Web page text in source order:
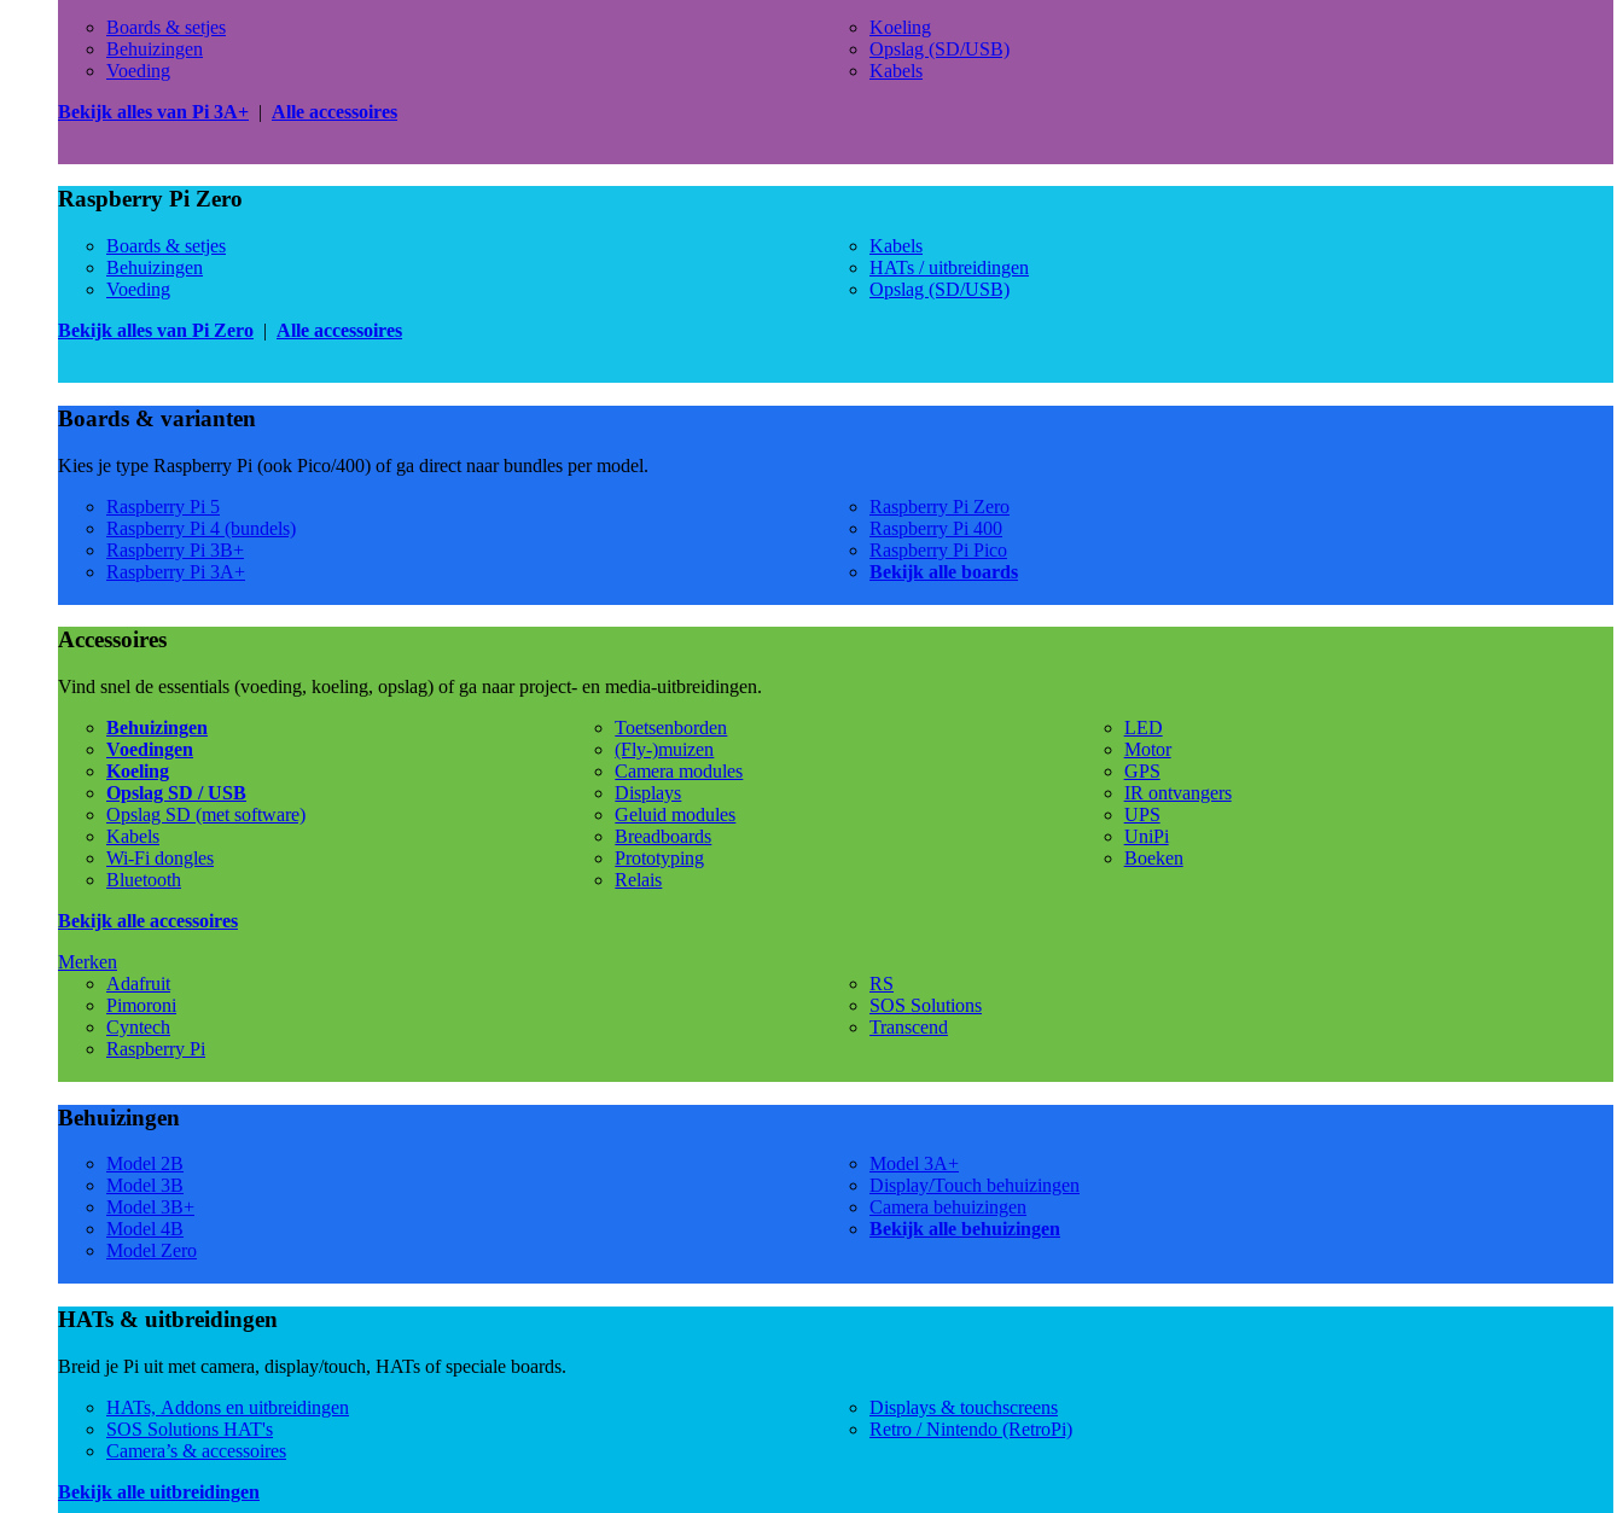
Boards & setjes
Behuizingen
Voeding
Koeling
Opslag (SD/USB)
Kabels
Bekijk alles van Pi 3A+ | Alle accessoires
Raspberry Pi Zero
Boards & setjes
Behuizingen
Voeding
Kabels
HATs / uitbreidingen
Opslag (SD/USB)
Bekijk alles van Pi Zero | Alle accessoires
Boards & varianten
Kies je type Raspberry Pi (ook Pico/400) of ga direct naar bundles per model.
Raspberry Pi 5
Raspberry Pi 4 (bundels)
Raspberry Pi 3B+
Raspberry Pi 3A+
Raspberry Pi Zero
Raspberry Pi 400
Raspberry Pi Pico
Bekijk alle boards
Accessoires
Vind snel de essentials (voeding, koeling, opslag) of ga naar project- en media-uitbreidingen.
Behuizingen
Voedingen
Koeling
Opslag SD / USB
Opslag SD (met software)
Kabels
Wi-Fi dongles
Bluetooth
Toetsenborden
(Fly-)muizen
Camera modules
Displays
Geluid modules
Breadboards
Prototyping
Relais
LED
Motor
GPS
IR ontvangers
UPS
UniPi
Boeken
Bekijk alle accessoires
Merken
Adafruit
Pimoroni
Cyntech
Raspberry Pi
RS
SOS Solutions
Transcend
Behuizingen
Model 2B
Model 3B
Model 3B+
Model 4B
Model Zero
Model 3A+
Display/Touch behuizingen
Camera behuizingen
Bekijk alle behuizingen
HATs & uitbreidingen
Breid je Pi uit met camera, display/touch, HATs of speciale boards.
HATs, Addons en uitbreidingen
SOS Solutions HAT's
Camera’s & accessoires
Displays & touchscreens
Retro / Nintendo (RetroPi)
Bekijk alle uitbreidingen